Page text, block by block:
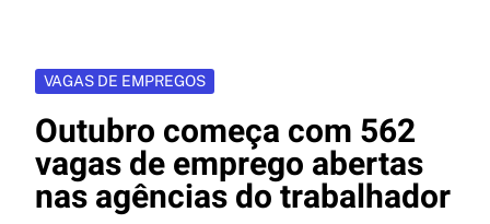
VAGAS DE EMPREGOS
Outubro começa com 562
vagas de emprego abertas
nas agências do trabalhador